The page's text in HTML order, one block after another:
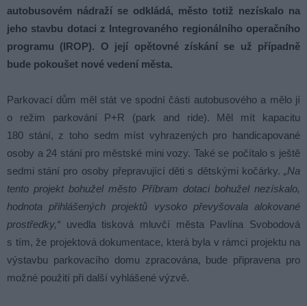
autobusovém nádraží se odkládá, město totiž nezískalo na
jeho stavbu dotaci z Integrovaného regionálního operačního
programu (IROP). O její opětovné získání se už případně
bude pokoušet nové vedení města.
Parkovací dům měl stát ve spodní části autobusového a mělo jí
o režim parkování P+R (park and ride). Měl mít kapacitu
180 stání, z toho sedm míst vyhrazených pro handicapované
osoby a 24 stání pro městské mini vozy. Také se počítalo s ještě
sedmi stání pro osoby přepravující děti s dětskými kočárky. „Na
tento projekt bohužel město Příbram dotaci bohužel nezískalo,
hodnota přihlášených projektů vysoko převyšovala alokované
prostředky,“ uvedla tisková mluvčí města Pavlína Svobodová
s tím, že projektová dokumentace, která byla v rámci projektu na
výstavbu parkovacího domu zpracována, bude připravena pro
možné použití při další vyhlášené výzvě.